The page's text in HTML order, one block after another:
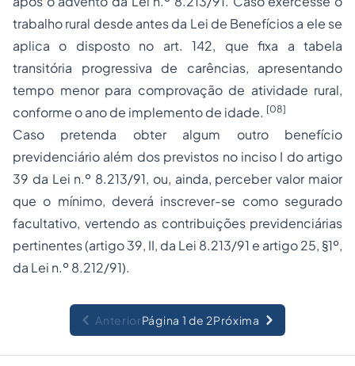
trabalho rural desde antes da Lei de Benefícios a ele se
aplica o disposto no art. 142, que fixa a tabela
transitória progressiva de carências, apresentando
tempo menor para comprovação de atividade rural,
conforme o ano de implemento de idade. [08]
Caso pretenda obter algum outro benefício
previdenciário além dos previstos no inciso I do artigo
39 da Lei n.º 8.213/91, ou, ainda, perceber valor maior
que o mínimo, deverá inscrever-se como segurado
facultativo, vertendo as contribuições previdenciárias
pertinentes (artigo 39, II, da Lei 8.213/91 e artigo 25, §1º,
da Lei n.º 8.212/91).
AnteriorPágina 1 de 2Próxima